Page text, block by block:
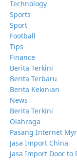
Technology
Sports
Sport
Football
Tips
Finance
Berita Terkini
Berita Terbaru
Berita Kekinian
News
Berita Terkini
Olahraga
Pasang Internet
Jasa Import China
Jasa Import Door to